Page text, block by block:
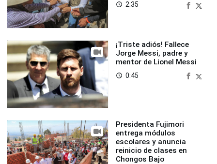
access_time 2:35
¡Triste adiós! Fallece
Jorge Messi, padre y
mentor de Lionel Messi
access_time 0:45
Presidenta Fujimori
entrega módulos
escolares y anuncia
reinicio de clases en
Chongos Bajo